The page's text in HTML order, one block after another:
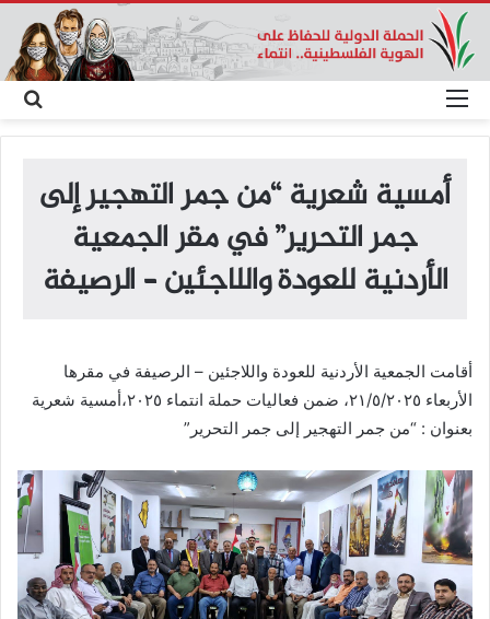
عن
القائمة
أمسية شعرية “من جمر التهجير إلى
جمر التحرير” في مقر الجمعية
الأردنية للعودة واللاجئين – الرصيفة
أقامت الجمعية الأردنية للعودة واللاجئين – الرصيفة في مقرها
الأربعاء ٢١/٥/٢٠٢٥، ضمن فعاليات حملة انتماء ٢٠٢٥،أمسية شعرية
بعنوان : “من جمر التهجير إلى جمر التحرير”